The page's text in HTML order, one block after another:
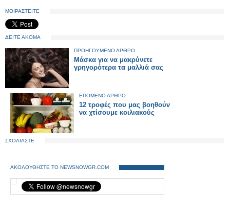
ΜΟΙΡΑΣΤΕΙΤΕ
ΔΕΙΤΕ ΑΚΟΜΑ
ΠΡΟΗΓΟΥΜΕΝΟ ΑΡΘΡΟ
Μάσκα για να μακρύνετε
γρηγορότερα τα μαλλιά σας
ΕΠΟΜΕΝΟ ΑΡΘΡΟ
12 τροφές που μας βοηθούν
να χτίσουμε κοιλιακούς
ΣΧΟΛΙΑΣΤΕ
ΑΚΟΛΟΥΘΗΣΤΕ ΤΟ NEWSNOWGR.COM